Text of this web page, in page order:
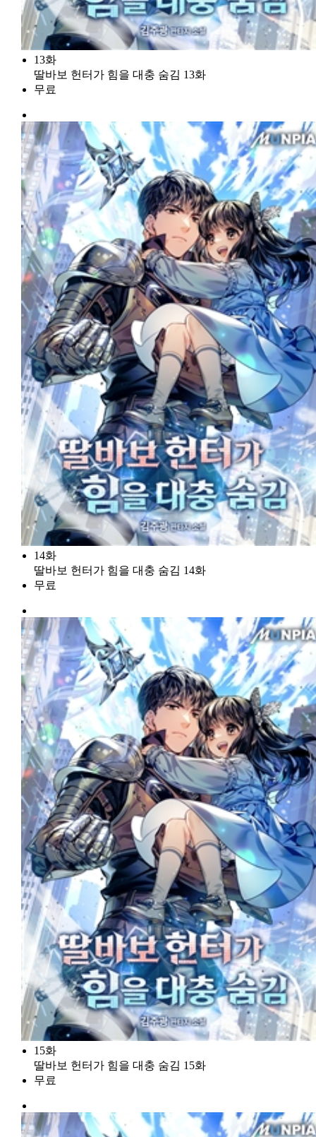
13화
딸바보 헌터가 힘을 대충 숨김 13화
무료
14화
딸바보 헌터가 힘을 대충 숨김 14화
무료
15화
딸바보 헌터가 힘을 대충 숨김 15화
무료